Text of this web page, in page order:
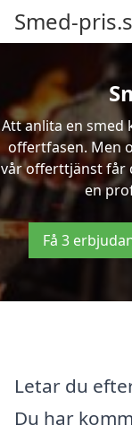
Smed-
Att anlita en smed
offertfasen. Men
vår offerttjänst får
en
Få 3
Letar du
Du har